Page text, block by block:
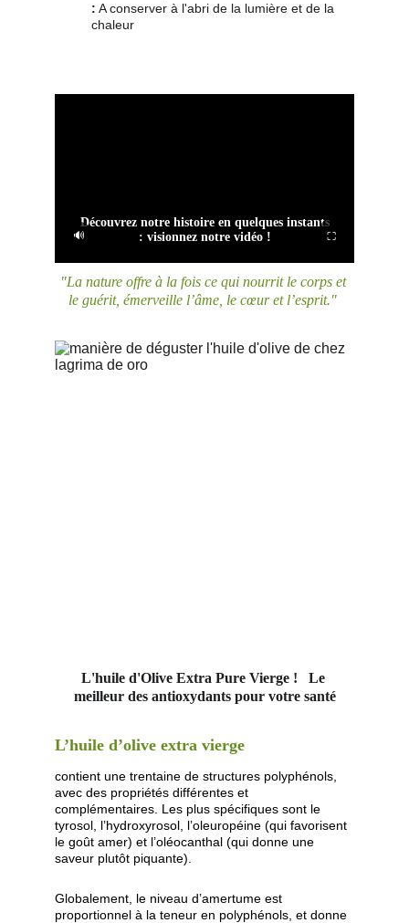
: A conserver à l'abri de la lumière et de la
chaleur
"La nature offre à la fois ce qui nourrit le corps et
le guérit, émerveille l’âme, le cœur et l’esprit."
L'huile d'Olive Extra Pure Vierge !   Le
meilleur des antioxydants pour votre santé
L’huile d’olive extra vierge
contient une trentaine de structures polyphénols,
avec des propriétés différentes et
complémentaires. Les plus spécifiques sont le
tyrosol, l’hydroxyrosol, l’oleuropéine (qui favorisent
le goût amer) et l’oléocanthal (qui donne une
saveur plutôt piquante).
Globalement, le niveau d’amertume est
proportionnel à la teneur en polyphénols, et donne